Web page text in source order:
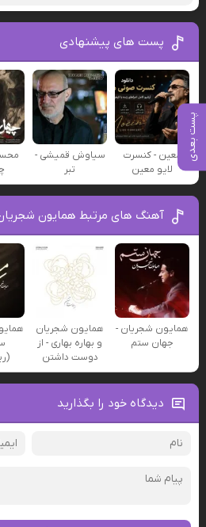
پست بعدی
پست های پیشنهادی
معین - کنسرت
لایو معین
سیاوش قمیشی -
تبر
آهنگ های مرتبط همایون
همایون شجریان -
جهان ستم
همایون شجریان
و بهاره بهاری - از
دوست داشتن
دیدگاه خود را بگذارید